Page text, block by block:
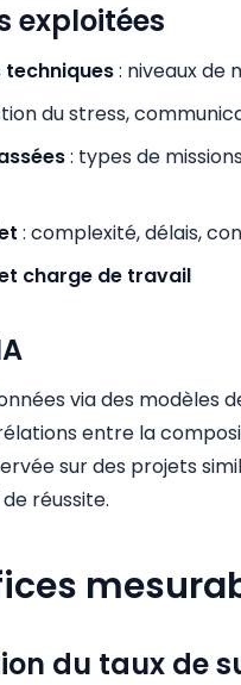
exploitées
: niveaux de
du stress,
: types de
: complexité, délais,
charge de travail
via des modèles
entre la
sur des projets
réussite.
du taux de